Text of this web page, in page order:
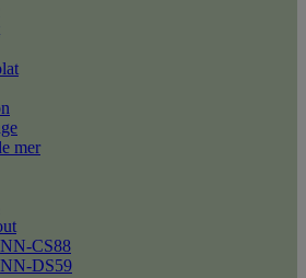
mer
NN-CS88
NN-DS59